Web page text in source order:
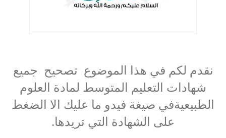
نقدم لكم في هذا الموضوع تصحيح جميع
شهادات التعليم المتوسط لمادة العلوم
الطبيعيةفي صيغة فيدو ما عليك الا الضغط
على الشهادة التي تريدها.